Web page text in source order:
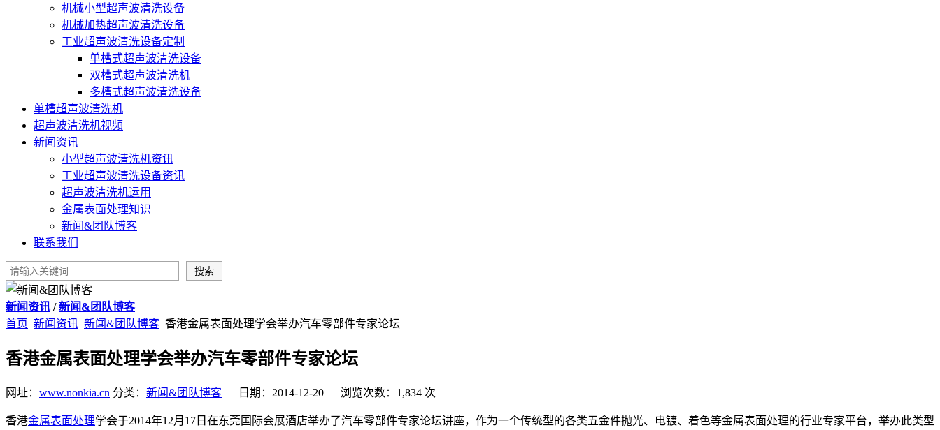
机械小型超声波清洗设备
机械加热超声波清洗设备
工业超声波清洗设备定制
单槽式超声波清洗设备
双槽式超声波清洗机
多槽式超声波清洗设备
单槽超声波清洗机
超声波清洗机视频
新闻资讯
小型超声波清洗机资讯
工业超声波清洗设备资讯
超声波清洗机运用
金属表面处理知识
新闻&团队博客
联系我们
新闻资讯 / 新闻&团队博客
首页 新闻资讯 新闻&团队博客 香港金属表面处理学会举办汽车零部件专家论坛
香港金属表面处理学会举办汽车零部件专家论坛
网址： www.nonkia.cn 分类： 新闻&团队博客 日期：2014-12-20 浏览次数：1,834 次
香港金属表面处理学会于2014年12月17日在东莞国际会展酒店举办了汽车零部件专家论坛讲座，作为一个传统型的各类五金件抛光、电镀、着色等金属表面处理的行业专家平台，举办此类型